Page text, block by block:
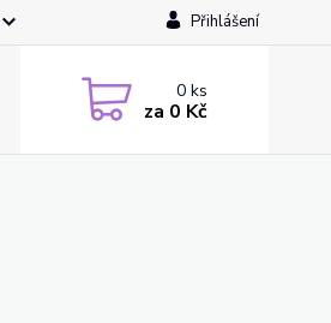
Přihlášení
0ks
za 0 Kč